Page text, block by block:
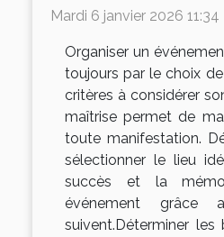
Mardi 6 janvier 2026 11:34
Organiser un
toujours par le choix
critères à considérer
maîtrise permet de
toute manifestation.
sélectionner le lieu
succès et la
événement grâce
suivent.Déterminer les